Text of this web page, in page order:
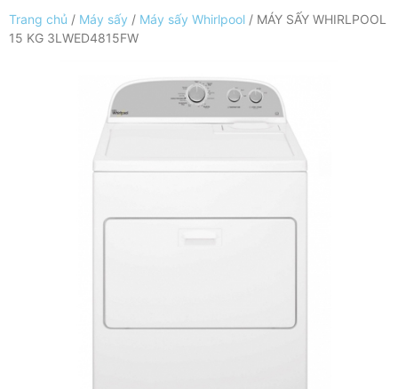
Trang chủ / Máy sấy / Máy sấy Whirlpool / MÁY SẤY WHIRLPOOL
15 KG 3LWED4815FW